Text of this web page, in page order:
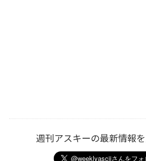
週刊アスキーの最新情報